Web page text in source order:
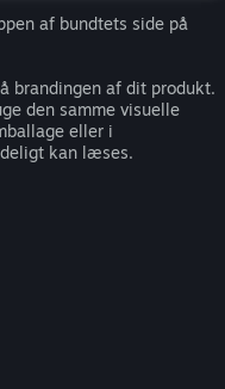
af bundtets side på
brandingen af dit produkt.
den samme visuelle
eller i
kan læses.